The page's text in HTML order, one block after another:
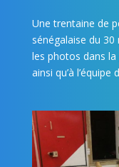
Une trentaine de
sénégalaise du
les photos dans
ainsi qu’à l’équipe